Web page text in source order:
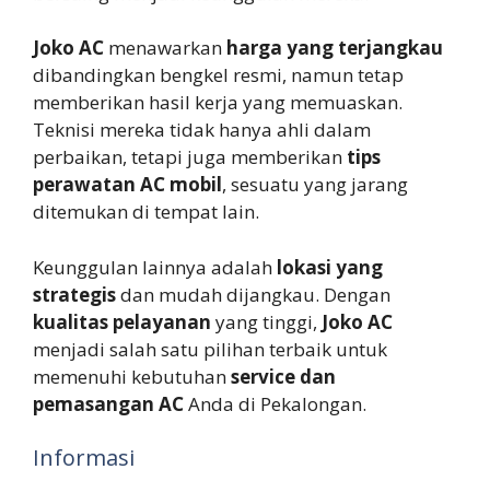
Joko AC menawarkan harga yang terjangkau
dibandingkan bengkel resmi, namun tetap
memberikan hasil kerja yang memuaskan.
Teknisi mereka tidak hanya ahli dalam
perbaikan, tetapi juga memberikan tips
perawatan AC mobil, sesuatu yang jarang
ditemukan di tempat lain.
Keunggulan lainnya adalah lokasi yang
strategisdan mudah dijangkau. Dengan
kualitas pelayanan yang tinggi, Joko AC
menjadi salah satu pilihan terbaik untuk
memenuhi kebutuhanservice dan
pemasangan ACAnda di Pekalongan.
Informasi